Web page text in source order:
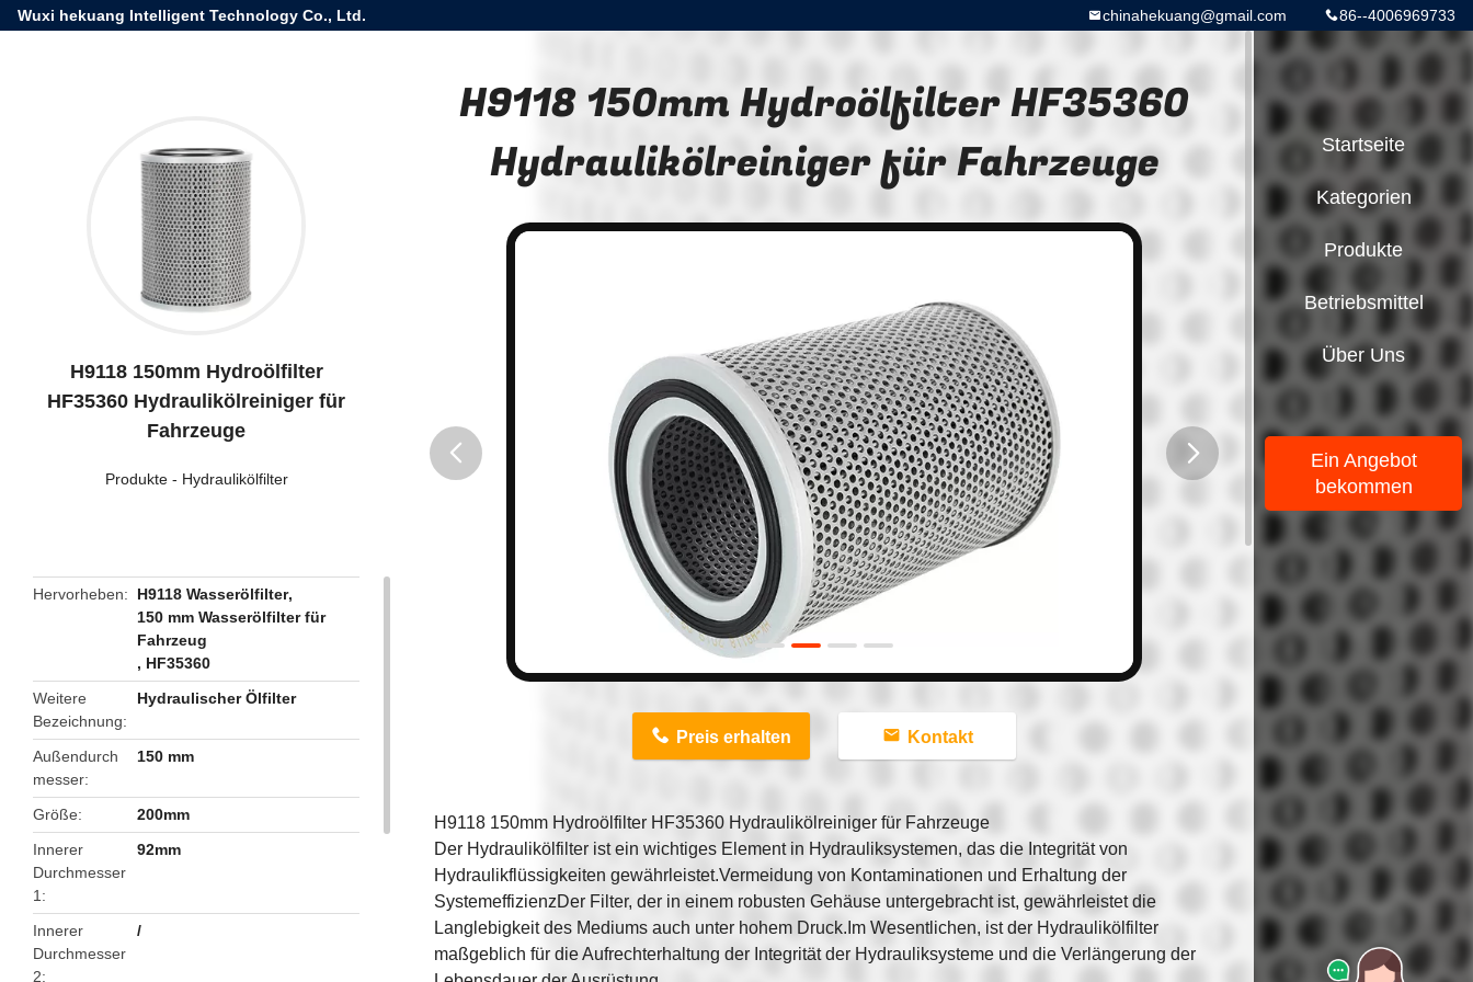
Wuxi hekuang Intelligent Technology Co., Ltd. 86--4006969733
chinahekuang@gmail.com
H9118 150mm Hydroölfilter
HF35360 Hydraulikölreiniger für
Fahrzeuge
Produkte- Hydraulikölfilter
Hervorheben H9118 Wasserölfilter,
150 mm Wasserölfilter für
Fahrzeug
, HF35360
Weitere
Bezeichnung
Hydraulischer Ölfilter
Außendurch
messer
150 mm
Größe
200mm
Innerer
Durchmesser
1
92mm
Innerer
Durchmesser
2
/
H9118 150mm Hydroölfilter HF35360
Hydraulikölreiniger für Fahrzeuge
button
Preis erhalten Kontakt
H9118 150mm Hydroölfilter HF35360 Hydraulikölreiniger für Fahrzeuge
Der Hydraulikölfilter ist ein wichtiges Element in Hydrauliksystemen, das die Integrität von
Hydraulikflüssigkeiten gewährleistet.Vermeidung von Kontaminationen und Erhaltung der
SystemeffizienzDer Filter, der in einem robusten Gehäuse untergebracht ist, gewährleistet die
Langlebigkeit des Mediums auch unter hohem Druck.Im Wesentlichen, ist der Hydraulikölfilter
maßgeblich für die Aufrechterhaltung der Integrität der Hydrauliksysteme und die Verlängerung der
Startseite
Kategorien
Produkte
Betriebsmittel
Über Uns
Ein Angebot
bekommen